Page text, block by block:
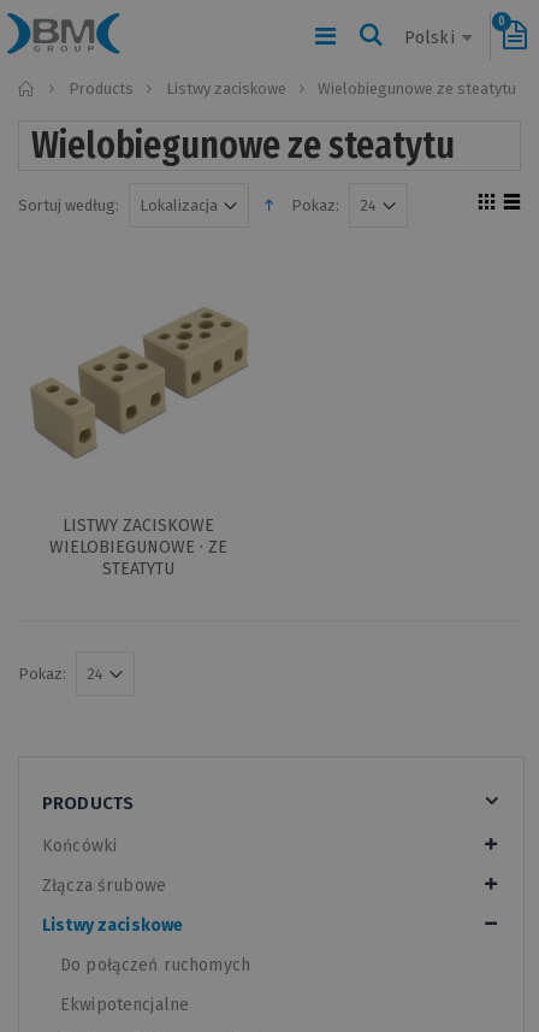
Polski
0
Home
Products Listwy zaciskowe Wielobiegunowe ze steatytu
Wielobiegunowe ze steatytu
Sortuj według: Pokaz:
LISTWY ZACISKOWE
WIELOBIEGUNOWE · ZE
STEATYTU
Pokaz:
PRODUCTS
Końcówki
Złącza śrubowe
Listwy zaciskowe
Do połączeń ruchomych
Ekwipotencjalne